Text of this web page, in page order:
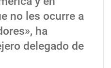
no les ocurre a
ha
delegado de